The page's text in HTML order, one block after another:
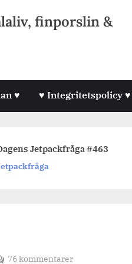
finporslin &
♥ ♥ Integritetspolicy ♥
Jetpackfråga #463
76 kommentarertill